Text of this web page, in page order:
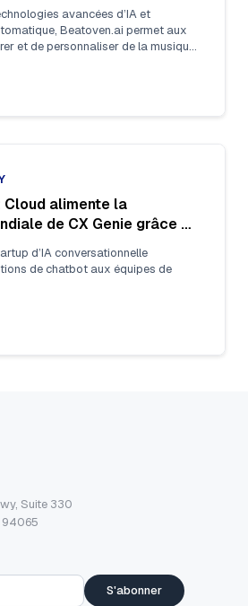
avancées d’IA et
Beatoven.ai permet aux
et de personnaliser de la musique
Cloud alimente la
de CX Genie grâce à
d’IA conversationnelle
de chatbot aux équipes de
Suite 330
94065
S'abonner